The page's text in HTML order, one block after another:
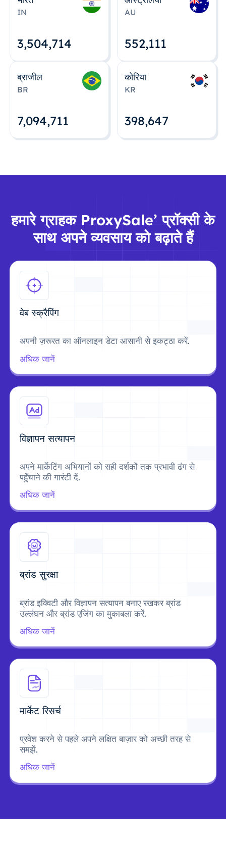
IN
3,504,715
AU
552,112
ब्राजील
BR
7,094,712
कोरिया
KR
398,648
हमारे ग्राहक ProxySale’ प्रॉक्सी के
साथ अपने व्यवसाय को बढ़ाते हैं
वेब स्क्रैपिंग
अपनी ज़रूरत का ऑनलाइन डेटा आसानी से इकट्ठा करें.
अधिक जानें
विज्ञापन सत्यापन
अपने मार्केटिंग अभियानों को सही दर्शकों तक प्रभावी ढंग से
पहुँचाने की गारंटी दें.
अधिक जानें
ब्रांड सुरक्षा
ब्रांड इक्विटी और विज्ञापन सत्यापन बनाए रखकर ब्रांड
उल्लंघन और ब्रांड एजिंग का मुकाबला करें.
अधिक जानें
मार्केट रिसर्च
प्रवेश करने से पहले अपने लक्षित बाज़ार को अच्छी तरह से
समझें.
अधिक जानें